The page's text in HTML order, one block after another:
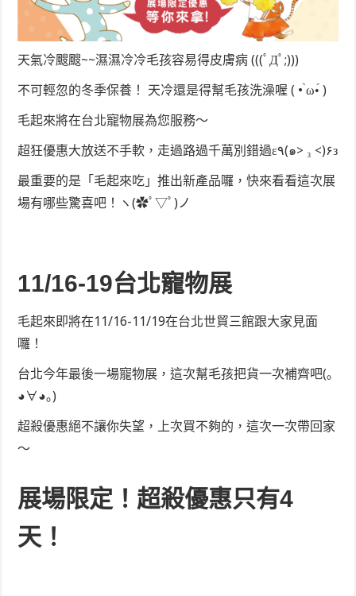
天氣冷颼颼~~濕濕冷冷毛孩容易得皮膚病 (((ﾟДﾟ;)))
不可輕忽的冬季保養！ 天冷還是得幫毛孩洗澡喔 ( • ̀ω•́ )
毛起來將在台北寵物展為您服務～
超狂優惠大放送不手軟，走過路過千萬別錯過ε٩(๑> ₃ <)۶з
最重要的是「毛起來吃」推出新產品囉，快來看看這次展
場有哪些驚喜吧！ヽ(✿ﾟ▽ﾟ)ノ
11/16-19台北寵物展
毛起來即將在11/16-11/19在台北世貿三館跟大家見面
囉！
台北今年最後一場寵物展，這次幫毛孩把貨一次補齊吧(｡
◕∀◕｡)
超殺優惠絕不讓你失望，上次買不夠的，這次一次帶回家
～
展場限定！超殺優惠只有4
天！